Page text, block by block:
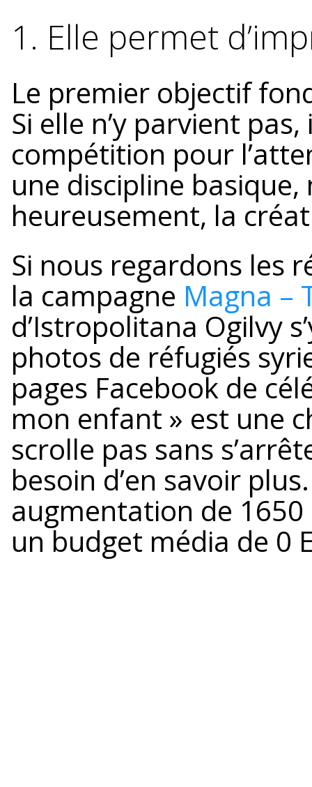
1. Elle permet
Le premier objectif
Si elle n’y parvient
compétition pour
une discipline
heureusement, la
Si nous regardons les
la campagne Magna –
d’Istropolitana Ogilvy
photos de réfugiés
pages Facebook de
mon enfant » est une
scrolle pas sans
besoin d’en savoir
augmentation de
un budget média de 0